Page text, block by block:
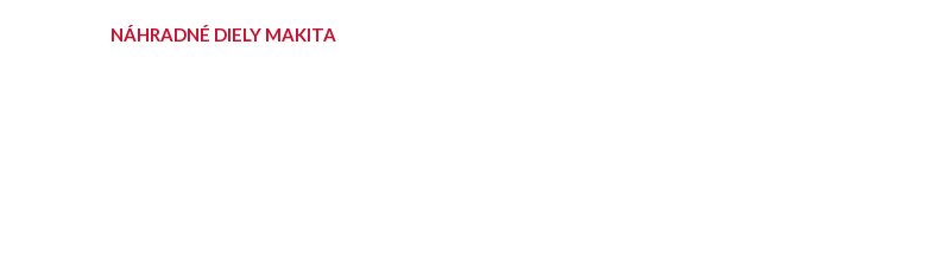
NÁHRADNÉ DIELY MAKITA